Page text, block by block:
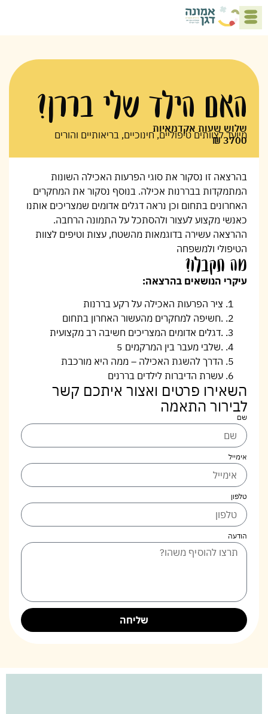
האם הילד שלי בררן?
שלוש שעות אקדמאיות
מיועד לצוותים טיפוליים, חינוכיים, בריאותיים והורים
3700 ₪
בהרצאה זו נסקור את סוגי הפרעות האכילה השונות
המתמקדות בבררנות אכילה. בנוסף נסקור את המחקרים
האחרונים בתחום וכן נראה דגלים אדומים שמצריכים אותנו
כאנשי מקצוע לעצור ולהסתכל על התמונה הרחבה.
ההרצאה עשירה בדוגמאות מהשטח, עצות וטיפים לצוות
הטיפולי ולמשפחה
מה תקבלו?
עיקרי הנושאים בהרצאה:
ציר הפרעות האכילה על רקע בררנות
.חשיפה למחקרים מהעשור האחרון בתחום
.דגלים אדומים המצריכים חשיבה רב מקצועית
.שלבי מעבר בין המרקמים 5
הדרך להשגת האכילה – ממה היא מורכבת
עשרת הדיברות לילדים בררנים
השאירו פרטים ואצור איתכם קשר
לבירור התאמה
שם
אימייל
טלפון
הודעה
שליחה